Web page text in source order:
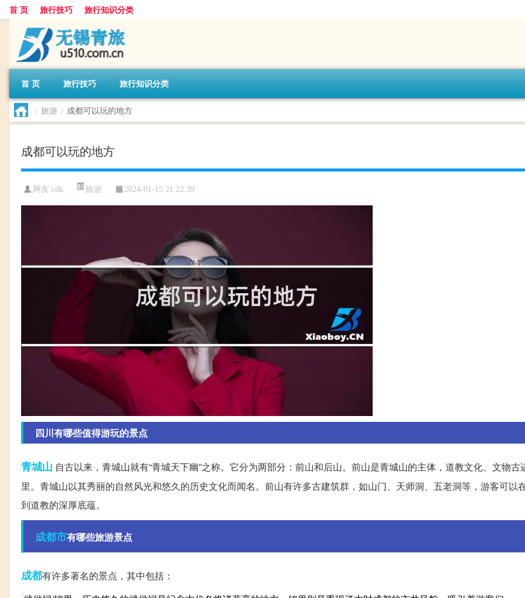
首 页 旅行技巧 旅行知识分类
首 页 旅行技巧 旅行知识分类
> 旅游 > 成都可以玩的地方
成都可以玩的地方
网友:cdk 旅游 2024-01-15 21:22:39
四川有哪些值得游玩的景点
青城山 自古以来，青城山就有“青城天下幽”之称。它分为两部分：前山和后山。前山是青城山的主体，道教文化、文物古
里。青城山以其秀丽的自然风光和悠久的历史文化而闻名。前山有许多古建筑群，如山门、天师洞、五老洞等，游客可以
到道教的深厚底蕴。
成都市有哪些旅游景点
成都有许多著名的景点，其中包括：